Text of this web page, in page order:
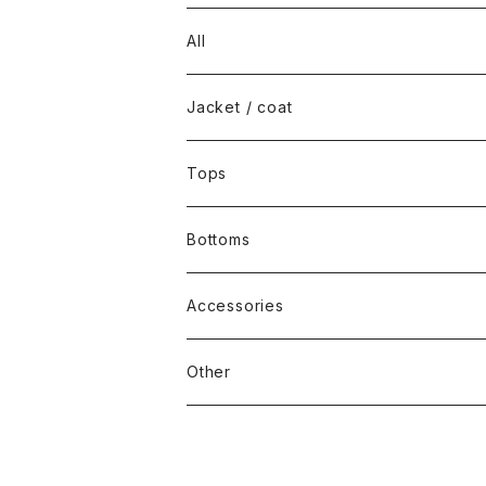
All
Jacket / coat
Tops
Bottoms
Accessories
Other